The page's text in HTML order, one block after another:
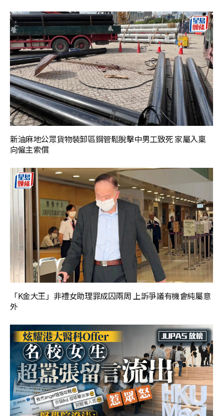
新油麻地公眾貨物裝卸區鋼管鬆脫擊中男工致死 家屬入稟
向僱主索償
「K金大王」非禮女助理罪成囚兩周 上訴爭議有機會純屬意
外